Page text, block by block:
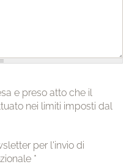
e preso atto che il
nei limiti imposti dal
per l'invio di
*